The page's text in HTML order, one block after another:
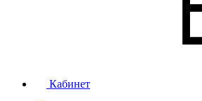
Кабинет